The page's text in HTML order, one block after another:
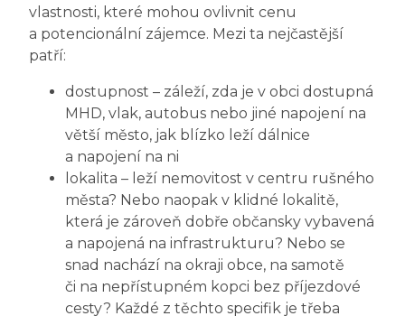
vlastnosti, které mohou ovlivnit cenu
a potencionální zájemce. Mezi ta nejčastější
patří:
dostupnost – záleží, zda je v obci dostupná
MHD, vlak, autobus nebo jiné napojení na
větší město, jak blízko leží dálnice
a napojení na ni
lokalita – leží nemovitost v centru rušného
města? Nebo naopak v klidné lokalitě,
která je zároveň dobře občansky vybavená
a napojená na infrastrukturu? Nebo se
snad nachází na okraji obce, na samotě
či na nepřístupném kopci bez příjezdové
cesty? Každé z těchto specifik je třeba